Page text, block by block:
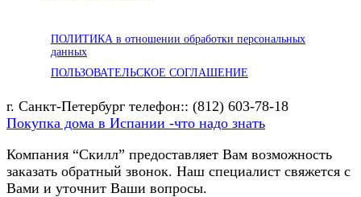
ПОЛИТИКА в отношении обработки персональных
данных
ПОЛЬЗОВАТЕЛЬСКОЕ СОГЛАШЕНИЕ
г. Санкт-Петербург телефон:: (812) 603-78-18
Покупка дома в Испании -что надо знать
Компания “Скилл” предоставляет Вам возможность
заказать обратный звонок. Наш специалист свяжется с
Вами и уточнит Ваши вопросы.